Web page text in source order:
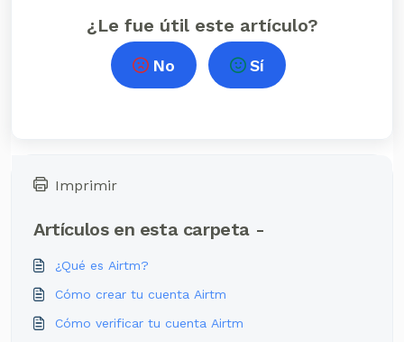
¿Le fue útil este artículo?
No Sí
Imprimir
Artículos en esta carpeta -
¿Qué es Airtm?
Cómo crear tu cuenta Airtm
Cómo verificar tu cuenta Airtm